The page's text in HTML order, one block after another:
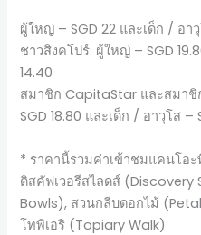
ผู้ใหญ่ – SGD 22 และเด็ก / อาวุ
ชาวสิงคโปร์: ผู้ใหญ่ – SGD
14.40
สมาชิก CapitaStar และสมา
SGD 18.80 และเด็ก / อาวุโส –
* ราคานี้รวมค่าเข้าชมแคนโอ
ดิสคัฟเวอรีสไลดส์
Bowls), สวนกลีบดอกไม้
โทพิเอริ (Topiary Walk)